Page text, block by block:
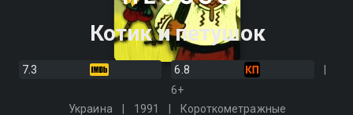
Котик и петушок
7.3
6.8
6+
Украина
1991 Короткометражные